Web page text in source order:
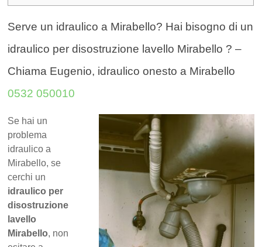
Serve un idraulico a Mirabello? Hai bisogno di un
idraulico per disostruzione lavello Mirabello ? –
Chiama Eugenio, idraulico onesto a Mirabello
0532 050010
Se hai un
problema
idraulico a
Mirabello, se
cerchi un
idraulico per
disostruzione
lavello
Mirabello, non